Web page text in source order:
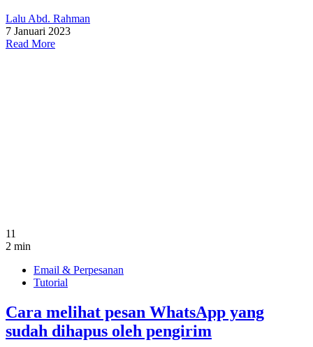
Lalu Abd. Rahman
7 Januari 2023
Read More
11
2 min
Email & Perpesanan
Tutorial
Cara melihat pesan WhatsApp yang
sudah dihapus oleh pengirim